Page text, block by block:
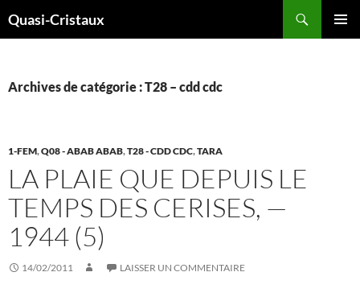
auQuasi-Cristaux
Archives de catégorie : T28 – cdd cdc
1-FEM,Q08 - ABAB ABAB,T28 - CDD CDC,TARA
LA PLAIE QUE DEPUIS LE
TEMPS DES CERISES, —
1944 (5)
14/02/2011 LAISSER UN COMMENTAIRE